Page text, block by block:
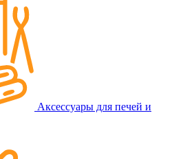
Аксессуары для печей и